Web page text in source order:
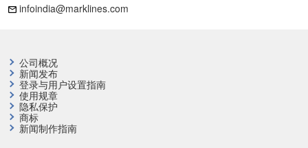
infoindia@marklines.com
公司概况
新闻发布
登录与用户设置指南
使用规章
隐私保护
商标
新闻制作指南